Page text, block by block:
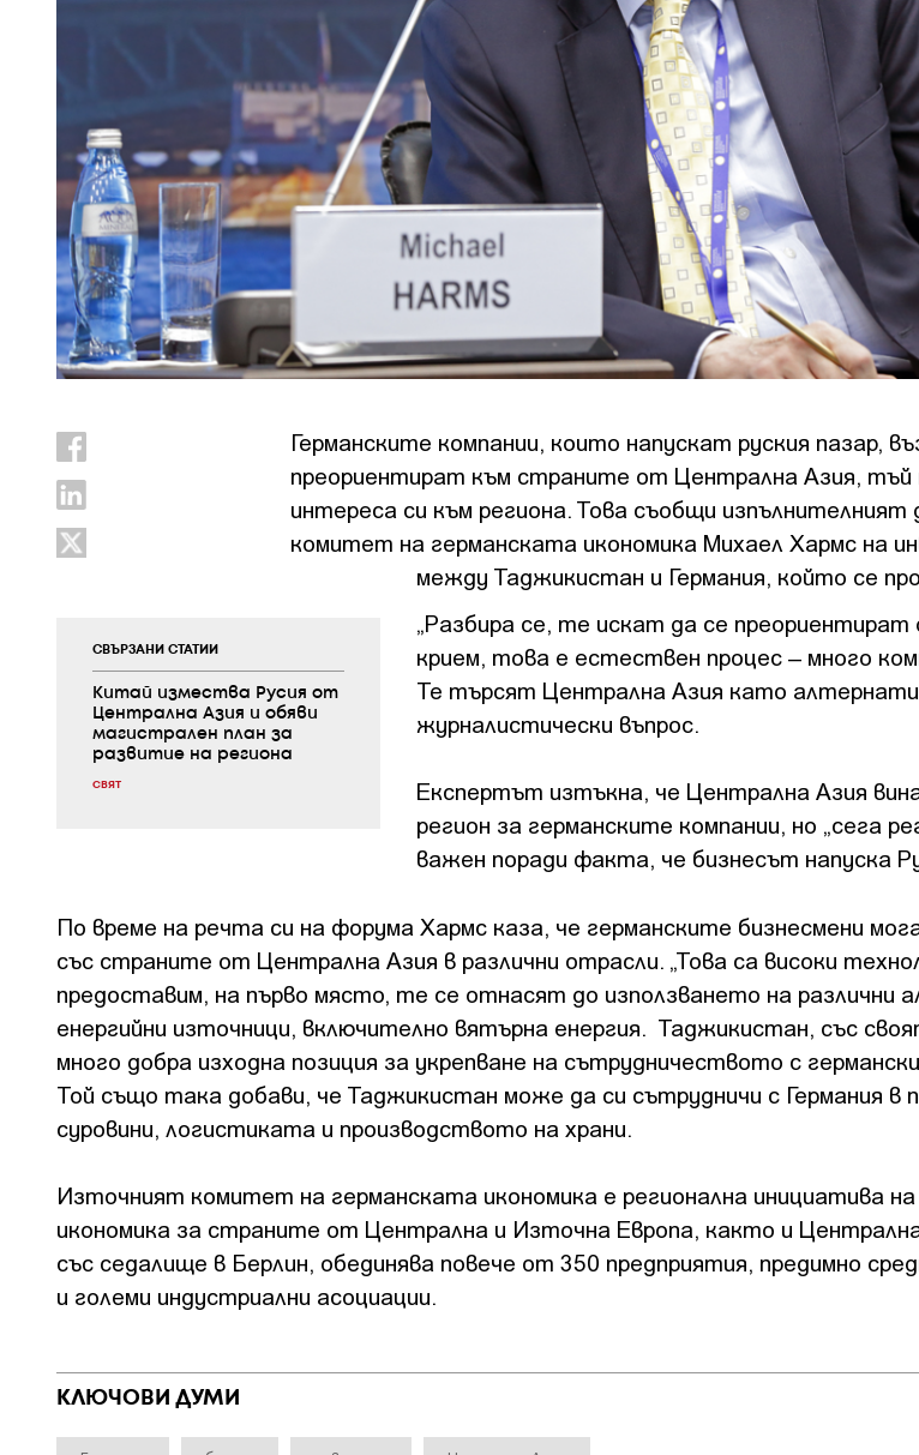
СВЪРЗАНИ СТАТИИ
Китай измества Русия от
Централна Азия и обяви
магистрален план за
развитие на региона
СВЯТ
Германските компании, които напускат руския пазар,
преориентират към страните от Централна Азия, тъй
интереса си към региона. Това съобщи
комитет на германската икономика Михаел Хармс на
между Таджикистан и Германия, който се
„Разбира се, те искат да се преориентират
крием, това е естествен процес – много
Те търсят Централна Азия като
журналистически въпрос.
Експертът изтъкна, че Централна Азия
регион за германските компании, но „сега
важен поради факта, че бизнесът напуска
По време на речта си на форума Хармс каза, че германските бизнесмени
със страните от Централна Азия в различни отрасли. „Това са високи
предоставим, на първо място, те се отнасят до използването на различни
енергийни източници, включително вятърна енергия. Таджикистан, със
много добра изходна позиция за укрепване на сътрудничеството с
Той също така добави, че Таджикистан може да си сътрудничи с Германия в
суровини, логистиката и производството на храни.
Източният комитет на германската икономика е регионална инициатива
икономика за страните от Централна и Източна Европа, както и
със седалище в Берлин, обединява повече от 350 предприятия, предимно
и големи индустриални асоциации.
КЛЮЧОВИ ДУМИ